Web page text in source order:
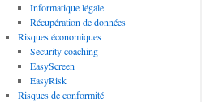
Informatique légale
Récupération de données
Risques économiques
Security coaching
EasyScreen
EasyRisk
Risques de conformité